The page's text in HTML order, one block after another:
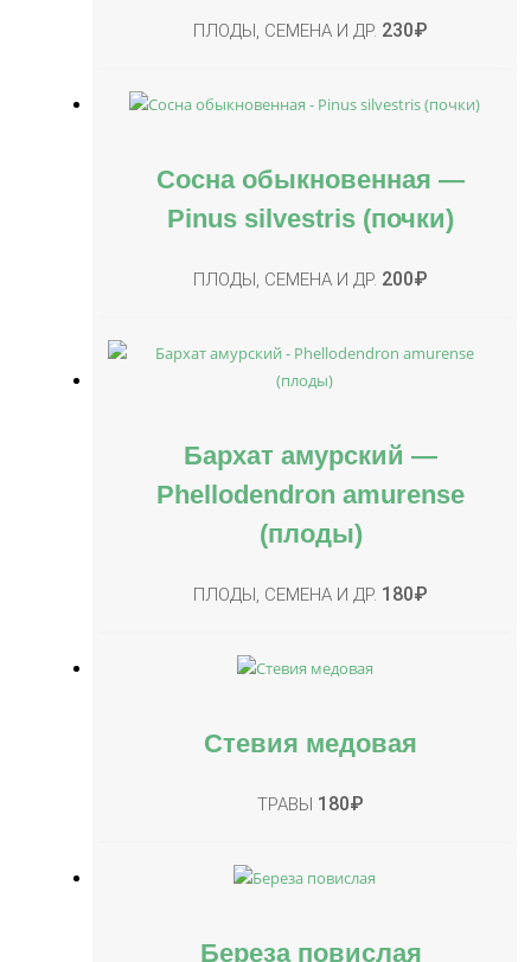
ПЛОДЫ, СЕМЕНА И ДР. 230₽
Сосна обыкновенная —
Pinus silvestris (почки)
ПЛОДЫ, СЕМЕНА И ДР. 200₽
Бархат амурский —
Phellodеndron amurеnse
(плоды)
ПЛОДЫ, СЕМЕНА И ДР. 180₽
Стевия медовая
ТРАВЫ 180₽
Береза повислая